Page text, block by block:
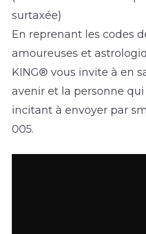
surtaxée)
En reprenant les codes
amoureuses et
KING® vous invite à en
avenir et la personne
incitant à envoyer par
005.